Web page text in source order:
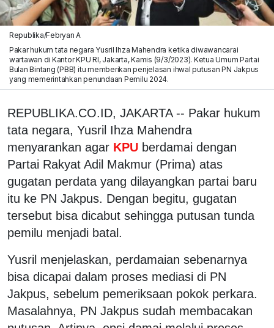
Republika/Febryan A
Pakar hukum tata negara Yusril Ihza Mahendra ketika diwawancarai
wartawan di Kantor KPU RI, Jakarta, Kamis (9/3/2023). Ketua Umum Partai
Bulan Bintang (PBB) itu memberikan penjelasan ihwal putusan PN Jakpus
yang memerintahkan penundaan Pemilu 2024.
REPUBLIKA.CO.ID, JAKARTA -- Pakar hukum
tata negara, Yusril Ihza Mahendra
menyarankan agar KPU berdamai dengan
Partai Rakyat Adil Makmur (Prima) atas
gugatan perdata yang dilayangkan partai baru
itu ke PN Jakpus. Dengan begitu, gugatan
tersebut bisa dicabut sehingga putusan tunda
pemilu menjadi batal.
Yusril menjelaskan, perdamaian sebenarnya
bisa dicapai dalam proses mediasi di PN
Jakpus, sebelum pemeriksaan pokok perkara.
Masalahnya, PN Jakpus sudah membacakan